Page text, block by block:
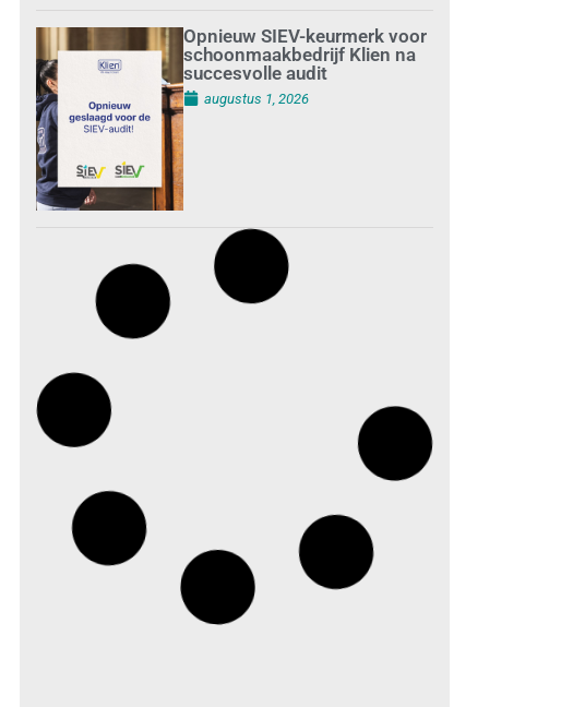
Opnieuw SIEV-keurmerk voor
schoonmaakbedrijf Klien na
succesvolle audit
augustus 1, 2026